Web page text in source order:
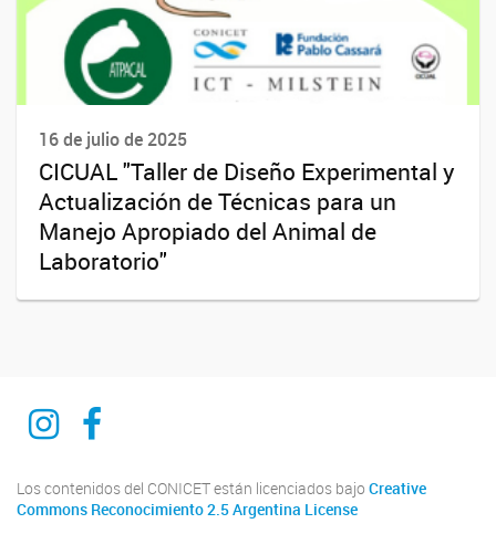
16 de julio de 2025
CICUAL "Taller de Diseño Experimental y
Actualización de Técnicas para un
Manejo Apropiado del Animal de
Laboratorio"
Instagram
Facebook
Los contenidos del CONICET están licenciados bajo Creative
Commons Reconocimiento 2.5 Argentina License